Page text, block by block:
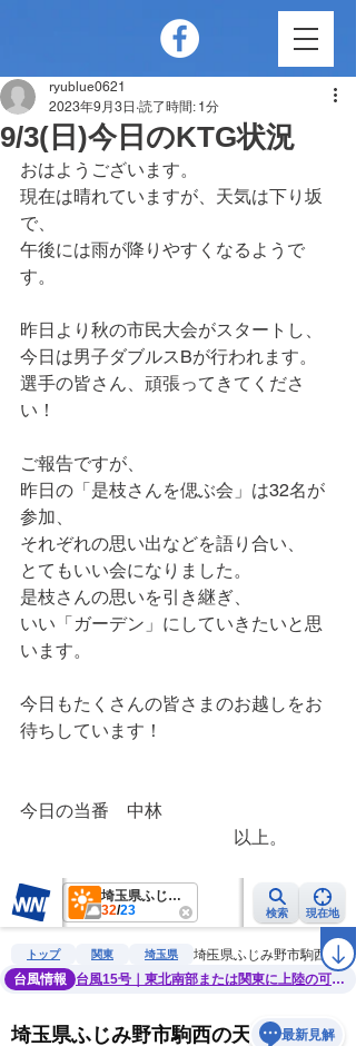
9/3(日)今日のKTG状況
ryublue0621
2023年9月3日 読了時間: 1分
おはようございます。
現在は晴れていますが、天気は下り坂
で、
午後には雨が降りやすくなるようで
す。
昨日より秋の市民大会がスタートし、
今日は男子ダブルスBが行われます。
選手の皆さん、頑張ってきてくださ
い！
ご報告ですが、
昨日の「是枝さんを偲ぶ会」は32名が
参加、
それぞれの思い出などを語り合い、
とてもいい会になりました。
是枝さんの思いを引き継ぎ、
いい「ガーデン」にしていきたいと思
います。
今日もたくさんの皆さまのお越しをお
待ちしています！
今日の当番　中林
以上。